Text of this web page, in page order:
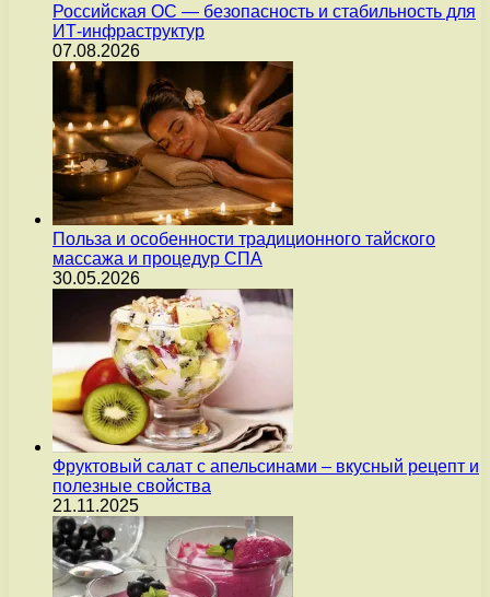
Российская ОС — безопасность и стабильность для
ИТ-инфраструктур
07.08.2026
Польза и особенности традиционного тайского
массажа и процедур СПА
30.05.2026
Фруктовый салат с апельсинами – вкусный рецепт и
полезные свойства
21.11.2025